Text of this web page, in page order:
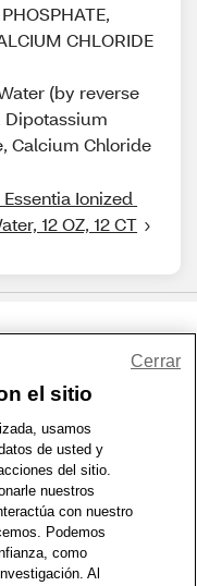
CHLORIDE
(by reverse
Dipotassium
Calcium Chloride
Ionized
12 OZ, 12 CT
de Uso | Accesibilidad
| Mapa del sitio
CVS.com
el sitio
usamos
de usted y
del sitio.
nuestros
con nuestro
Podemos
como
Al
Cerrar